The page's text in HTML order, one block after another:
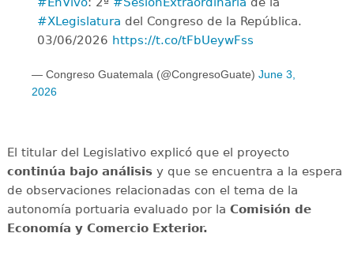
#XLegislatura del Congreso de la República.
03/06/2026 https://t.co/tFbUeywFss
— Congreso Guatemala (@CongresoGuate) June 3,
2026
El titular del Legislativo explicó que el proyecto
continúa bajo análisisy que se encuentra a la espera
de observaciones relacionadas con el tema de la
autonomía portuaria evaluado por la Comisión de
Economía y Comercio Exterior.